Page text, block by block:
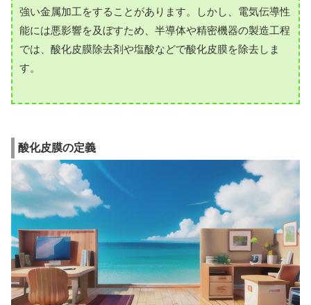
強い金属加工をすることがあります。しかし、電気伝導性
能には悪影響を及ぼすため、半導体や精密機器の製造工程
では、酸化皮膜除去剤や塩酸などで酸化皮膜を除去しま
す。
酸化皮膜の定義